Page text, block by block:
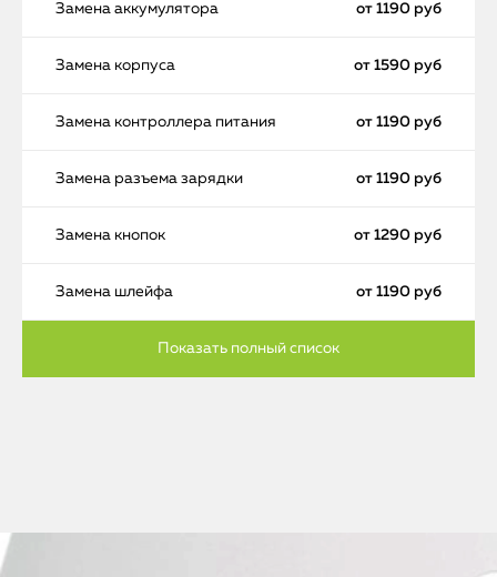
Замена аккумулятора от 1190 руб
Замена корпуса от 1590 руб
Замена контроллера питания от 1190 руб
Замена разъема зарядки от 1190 руб
Замена кнопок от 1290 руб
Замена шлейфа от 1190 руб